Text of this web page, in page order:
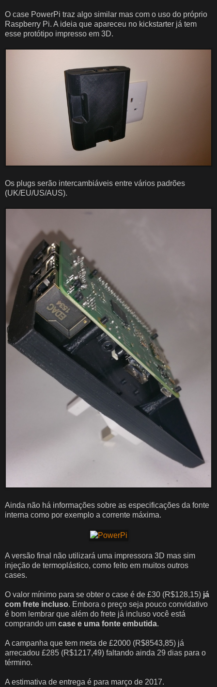
O case PowerPi traz algo similar mas com o uso do próprio
Raspberry Pi. A ideia que apareceu no kickstarter já tem
esse protótipo impresso em 3D.
Os plugs serão intercambiáveis entre vários padrões
(UK/EU/US/AUS).
Ainda não há informações sobre as especificações da fonte
interna como por exemplo a corrente máxima.
A versão final não utilizará uma impressora 3D mas sim
injeção de termoplástico, como feito em muitos outros
cases.
O valor mínimo para se obter o case é de £30 (R$128,15) já
com frete incluso. Embora o preço seja pouco convidativo
é bom lembrar que além do frete já incluso você está
comprando um case e uma fonte embutida.
A campanha que tem meta de £2000 (R$8543,85) já
arrecadou £285 (R$1217,49) faltando ainda 29 dias para o
término.
A estimativa de entrega é para março de 2017.